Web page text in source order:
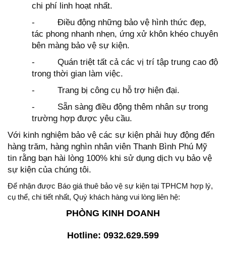
chi phí linh hoạt nhất.
- Điều động những bảo vệ hình thức đẹp,
tác phong nhanh nhẹn, ứng xử khôn khéo chuyên
bên màng bảo vệ sự kiện.
- Quán triệt tất cả các vị trí tập trung cao độ
trong thời gian làm việc.
- Trang bị công cụ hỗ trợ hiện đại.
- Sẵn sàng điều động thêm nhân sự trong
trường hợp được yêu cầu.
Với kinh nghiệm bảo vệ các sự kiện phải huy động đến
hàng trăm, hàng nghìn nhân viên Thanh Bình Phú Mỹ
tin rằng bạn hài lòng 100% khi sử dụng dịch vụ bảo vệ
sự kiện của chúng tôi.
Để nhận được Báo giá thuê bảo vệ sự kiện tại TPHCM hợp lý,
cụ thể, chi tiết nhất, Quý khách hàng vui lòng liên hệ:
PHÒNG KINH DOANH
Hotline: 0932.629.599